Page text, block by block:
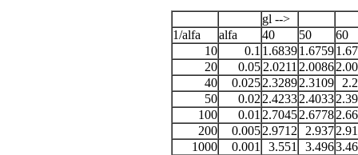
gl -->
1/alfa
alfa 40 50
60
10
0.1 1.6839 1.6759
20
0.05 2.0211 2.0086
40
0.025 2.3289 2.3109
50
0.02 2.4233 2.4033
100
0.01 2.7045 2.6778
200
0.005 2.9712 2.937
1000
0.001 3.551 3.496